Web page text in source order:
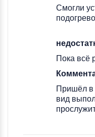
Смогли
Пока всё
Пришёл в
вид